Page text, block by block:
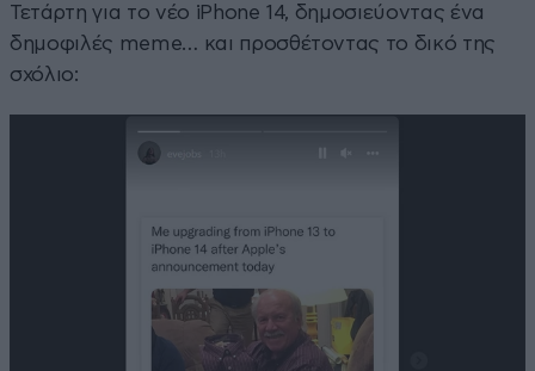
Τετάρτη για το νέο iPhone 14, δημοσιεύοντας ένα
δημοφιλές meme… και προσθέτοντας το δικό της
σχόλιο: